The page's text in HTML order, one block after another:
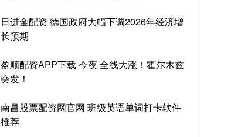
日进金配资 德国政府大幅下调2026年经济增
长预期
盈顺配资APP下载 今夜 全线大涨！霍尔木兹
突发！
南昌股票配资网官网 班级英语单词打卡软件
推荐